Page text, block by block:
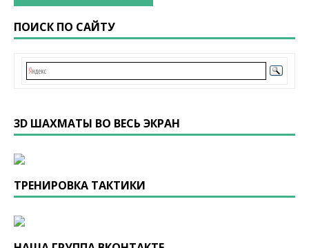
ПОИСК ПО САЙТУ
3D ШАХМАТЫ ВО ВЕСЬ ЭКРАН
ТРЕНИРОВКА ТАКТИКИ